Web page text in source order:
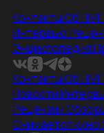
КонтактыОб
Интервью
Энциклопедия
КонтактыОб
Новости
Рецензии
Снимается кино